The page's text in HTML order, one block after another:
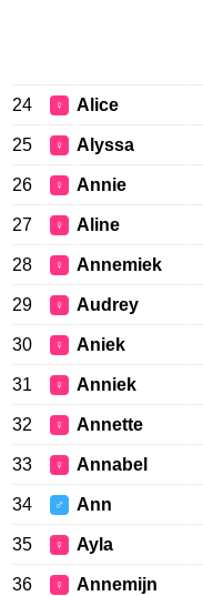
24 ♀ Alice
25 ♀ Alyssa
26 ♀ Annie
27 ♀ Aline
28 ♀ Annemiek
29 ♀ Audrey
30 ♀ Aniek
31 ♀ Anniek
32 ♀ Annette
33 ♀ Annabel
34 ♂ Ann
35 ♀ Ayla
36 ♀ Annemijn